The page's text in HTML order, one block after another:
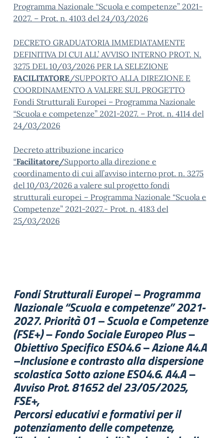
Programma Nazionale “Scuola e competenze” 2021-
2027. – Prot. n. 4103 del 24/03/2026
DECRETO GRADUATORIA IMMEDIATAMENTE
DEFINITIVA DI CUI ALL’ AVVISO INTERNO PROT. N.
3275 DEL 10/03/2026 PER LA SELEZIONE
FACILITATORE/SUPPORTO ALLA DIREZIONE E
COORDINAMENTO A VALERE SUL PROGETTO
Fondi Strutturali Europei – Programma Nazionale
“Scuola e competenze” 2021-2027. – Prot. n. 4114 del
24/03/2026
Decreto attribuzione incarico
“Facilitatore/Supporto alla direzione e
coordinamento di cui all’avviso interno prot. n. 3275
del 10/03/2026 a valere sul progetto fondi
strutturali europei – Programma Nazionale “Scuola e
Competenze” 2021-2027.- Prot. n. 4183 del
25/03/2026
Fondi Strutturali Europei – Programma
Nazionale “Scuola e competenze” 2021-
2027. Priorità 01 – Scuola e Competenze
(FSE+) – Fondo Sociale Europeo Plus –
Obiettivo Specifico ESO4.6 – Azione A4.A
–Inclusione e contrasto alla dispersione
scolastica Sotto azione ESO4.6. A4.A –
Avviso Prot. 81652 del 23/05/2025,
FSE+,
Percorsi educativi e formativi per il
potenziamento delle competenze,